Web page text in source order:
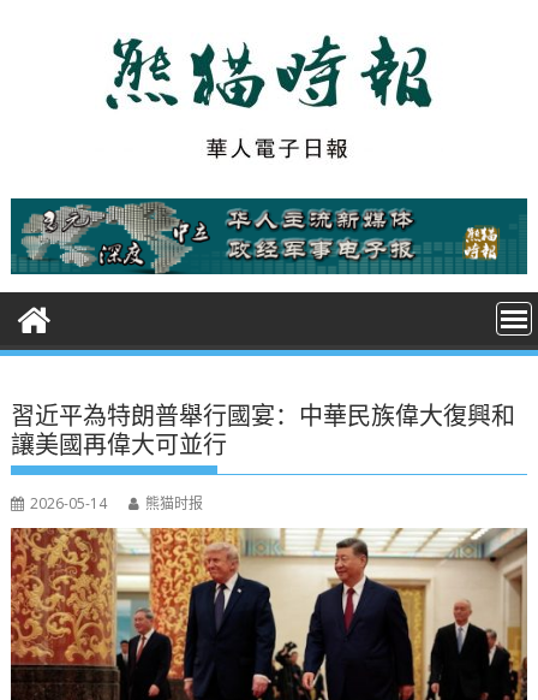
t
習近平為特朗普舉行國宴：中華民族偉大復興和
讓美國再偉大可並行
2026-05-14 熊猫时报